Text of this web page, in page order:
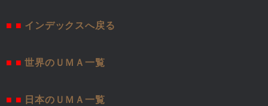
■ ■ インデックスへ戻る
■ ■ 世界のＵＭＡ一覧
■ ■ 日本のＵＭＡ一覧